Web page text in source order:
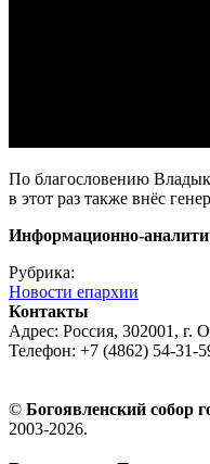
По благословению
в этот раз также внёс
Информационно-
Рубрика:
Новости епархии
Контакты
Адрес: Россия, 302001, г.
Телефон: +7 (4862) 54-31-
© Богоявленский собор
2003-2026.